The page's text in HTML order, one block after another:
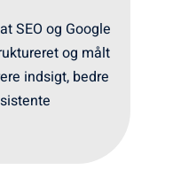
SEO og Google
og målt
indsigt, bedre